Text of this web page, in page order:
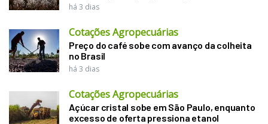
há 3 dias
Cotações Agropecuárias
Preço do café sobe com avanço da colheita
no Brasil
há 3 dias
Cotações Agropecuárias
Açúcar cristal sobe em São Paulo, enquanto
excesso de oferta pressiona etanol